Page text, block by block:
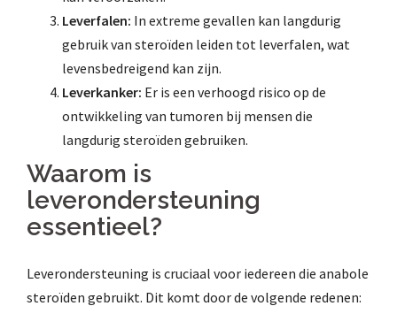
Leverfalen: In extreme gevallen kan langdurig
gebruik van steroïden leiden tot leverfalen, wat
levensbedreigend kan zijn.
Leverkanker: Er is een verhoogd risico op de
ontwikkeling van tumoren bij mensen die
langdurig steroïden gebruiken.
Waarom is
leverondersteuning
essentieel?
Leverondersteuning is cruciaal voor iedereen die anabole
steroïden gebruikt. Dit komt door de volgende redenen: